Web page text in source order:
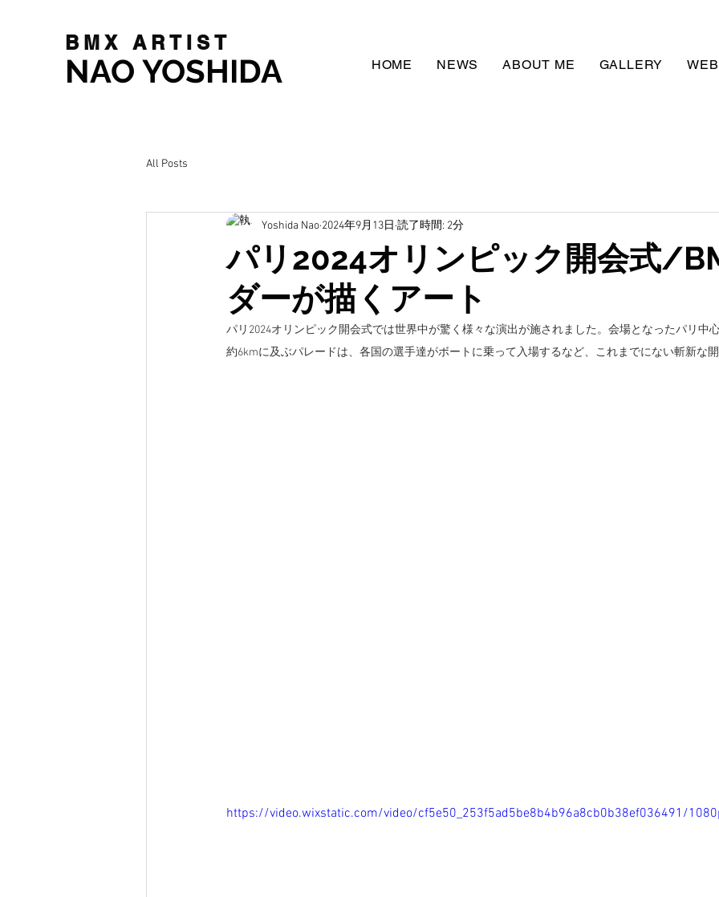
BMX ARTIST
NAO YOSHIDA HOME NEWS ABOUT ME GALLERY
All Posts
パリ2024オリンピック開会式/
ダーが描くアート
Yoshida Nao 2024年9月13日 読了時間: 2分
パリ2024オリンピック開会式では世界中が驚く様々な演出が施されました。会場となったパリ中
約6kmに及ぶパレードは、各国の選手達がボートに乗って入場するなど、これまでにない斬新な開
https://video.wixstatic.com/video/cf5e50_253f5ad5be8b4b96a8cb0b38ef036491/